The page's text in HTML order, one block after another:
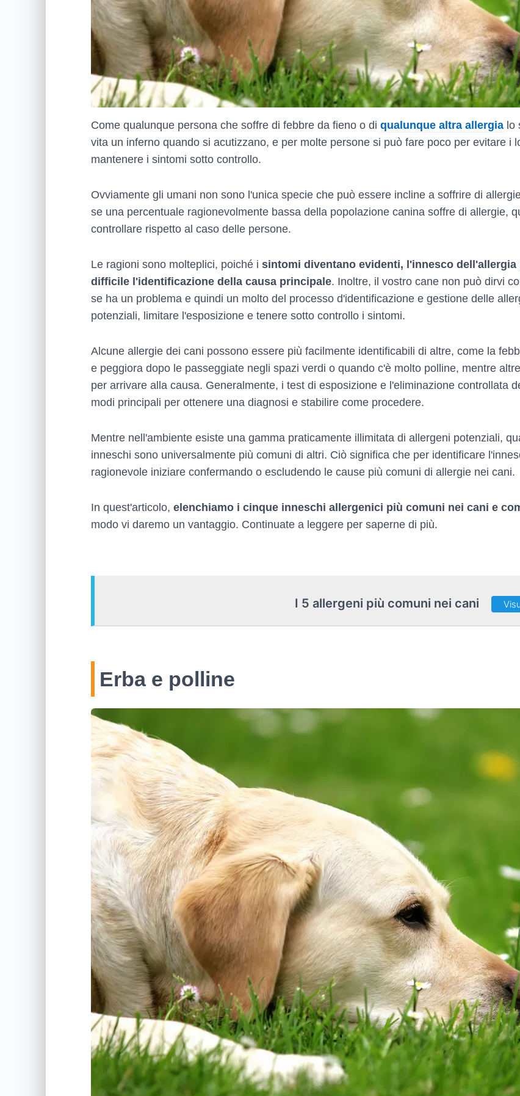
Come qualunque persona che soffre di febbre da fieno o di qualunque altra allergia lo
vita un inferno quando si acutizzano, e per molte persone si può fare poco per evitare i
mantenere i sintomi sotto controllo.
Ovviamente gli umani non sono l'unica specie che può essere incline a soffrire di
se una percentuale ragionevolmente bassa della popolazione canina soffre di allergie,
controllare rispetto al caso delle persone.
Le ragioni sono molteplici, poiché i sintomi diventano evidenti, l'innesco
difficile l'identificazione della causa principale. Inoltre, il vostro cane non può dirvi
se ha un problema e quindi un molto del processo d'identificazione e gestione delle
potenziali, limitare l'esposizione e tenere sotto controllo i sintomi.
Alcune allergie dei cani possono essere più facilmente identificabili di altre, come la
e peggiora dopo le passeggiate negli spazi verdi o quando c'è molto polline, mentre
per arrivare alla causa. Generalmente, i test di esposizione e l'eliminazione controllata
modi principali per ottenere una diagnosi e stabilire come procedere.
Mentre nell'ambiente esiste una gamma praticamente illimitata di allergeni potenziali,
inneschi sono universalmente più comuni di altri. Ciò significa che per identificare
ragionevole iniziare confermando o escludendo le cause più comuni di allergie nei cani.
In quest'articolo, elenchiamo i cinque inneschi allergenici più comuni nei cani e
modo vi daremo un vantaggio. Continuate a leggere per saperne di più.
I 5 allergeni più comuni nei cani
Erba e polline